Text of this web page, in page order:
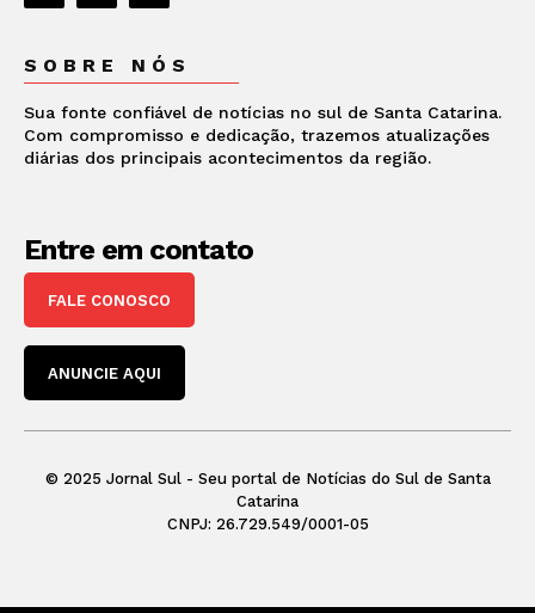
SOBRE NÓS
Sua fonte confiável de notícias no sul de Santa Catarina.
Com compromisso e dedicação, trazemos atualizações
diárias dos principais acontecimentos da região.
Entre em contato
FALE CONOSCO
ANUNCIE AQUI
© 2025 Jornal Sul - Seu portal de Notícias do Sul de Santa
Catarina
CNPJ: 26.729.549/0001-05